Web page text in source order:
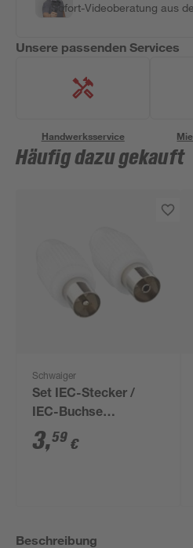
Sofort-Videoberatung aus
Unsere passenden Services
Handwerksservice
Häufig dazu gekauft
Schwaiger
Set IEC-Stecker /
IEC-Buchse
"Antenna" Standard 2
Stück
3,59 €
Beschreibung